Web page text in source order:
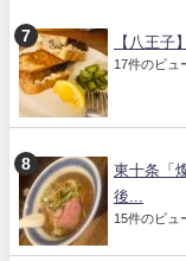
【八王子
17件のビュ
東十条「
後...
15件のビュ